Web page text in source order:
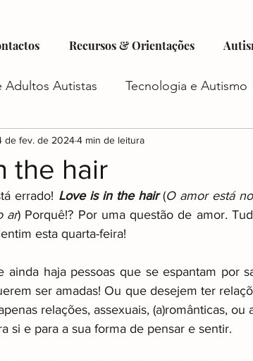
Recursos & Orientações
Adultos Autistas Tecnologia e Autismo
Criatividade e Autismo
Futuro do Autismo
Planejamento Financeiro e Autismo
the hair
de fev. de 20244 min de leitura
errado! Love is in the hair (O amor está
ar) Porquê!? Por uma questão de amor.
esta quarta-feira!
ainda haja pessoas que se espantam por
ser amadas! Ou que desejem ter
relações, assexuais, (a)românticas,
si e para a sua forma de pensar e sentir.